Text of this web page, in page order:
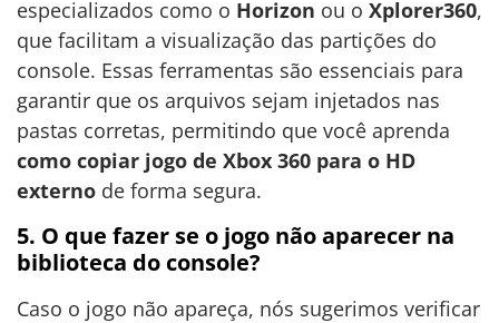
especializados como o Horizon ou o Xplorer360,
que facilitam a visualização das partições do
console. Essas ferramentas são essenciais para
garantir que os arquivos sejam injetados nas
pastas corretas, permitindo que você aprenda
como copiar jogo de Xbox 360 para o HD
externo de forma segura.
5. O que fazer se o jogo não aparecer na
biblioteca do console?
Caso o jogo não apareça, nós sugerimos verificar